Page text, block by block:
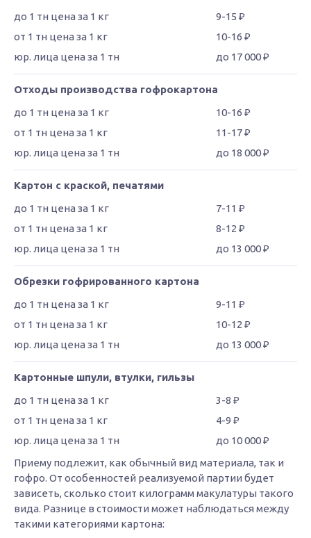
9-15 ₽
10-16 ₽
до 17 000 ₽
Отходы производства гофрокартона
10-16 ₽
11-17 ₽
до 18 000 ₽
Картон с краской, печатями
7-11 ₽
8-12 ₽
до 13 000 ₽
Обрезки гофрированного картона
9-11 ₽
10-12 ₽
до 13 000 ₽
Картонные шпули, втулки, гильзы
3-8 ₽
4-9 ₽
до 10 000 ₽
Приему подлежит, как обычный вид материала, так и
гофро. От особенностей реализуемой партии будет
зависеть, сколько стоит килограмм макулатуры такого
вида. Разнице в стоимости может наблюдаться между
такими категориями картона: